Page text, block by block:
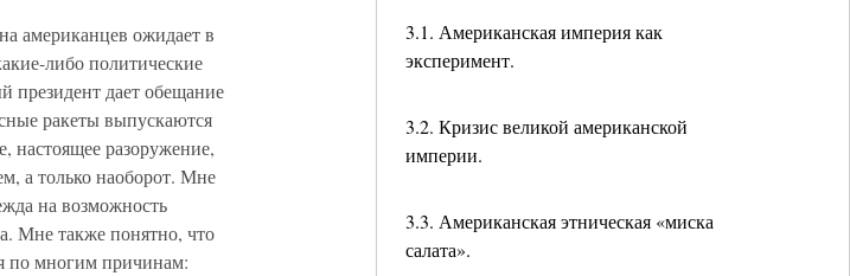
3.1. Американская империя как
эксперимент.
3.2. Кризис великой американской
империи.
3.3. Американская этническая «миска
салата».
американцев ожидает в
либо политические
президент дает обещание
ракеты выпускаются
настоящее разоружение,
а только наоборот. Мне
на возможность
Мне также понятно, что
по многим причинам: